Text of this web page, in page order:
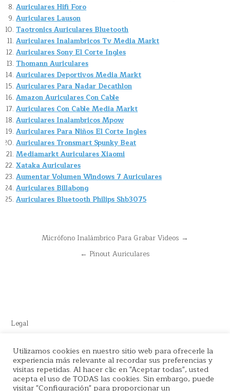
Auriculares Hifi Foro
Auriculares Lauson
Taotronics Auriculares Bluetooth
Auriculares Inalambricos Tv Media Markt
Auriculares Sony El Corte Ingles
Thomann Auriculares
Auriculares Deportivos Media Markt
Auriculares Para Nadar Decathlon
Amazon Auriculares Con Cable
Auriculares Con Cable Media Markt
Auriculares Inalambricos Mpow
Auriculares Para Niños El Corte Ingles
Auriculares Tronsmart Spunky Beat
Mediamarkt Auriculares Xiaomi
Xataka Auriculares
Aumentar Volumen Windows 7 Auriculares
Auriculares Billabong
Auriculares Bluetooth Philips Shb3075
Navegación
Micrófono Inalámbrico Para Grabar Videos →
← Pinout Auriculares
Legal
Este sitio recomienda productos de Amazon y cuenta con enlaces
de afiliados por el cual nos llevamos comisión en cada venta.
Utilizamos cookies en nuestro sitio web para ofrecerle la
experiencia más relevante al recordar sus preferencias y
visitas repetidas. Al hacer clic en "Aceptar todas", usted
acepta el uso de TODAS las cookies. Sin embargo, puede
visitar "Configuración" para proporcionar un